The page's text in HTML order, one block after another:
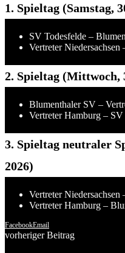
1. Spieltag (Samstag,
SV Todesfelde –
Vertreter Niedersachsen
2. Spieltag (Mittwoch,
Blumenthaler SV –
Vertreter Hamburg – SV
3. Spieltag neutraler
2026)
Vertreter Niedersachsen
Vertreter Hamburg –
FacebookEmail
vorheriger Beitrag